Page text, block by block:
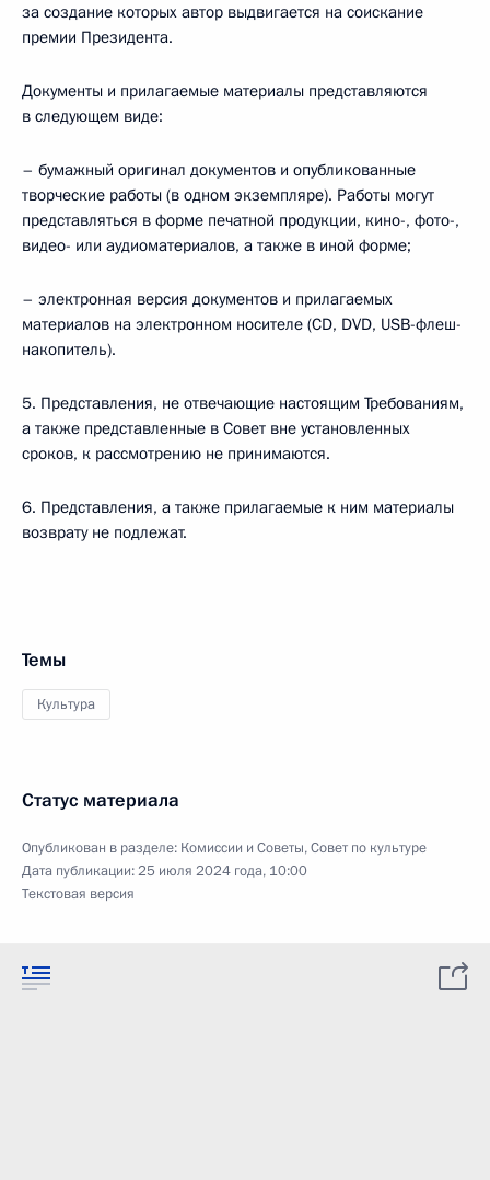
за создание которых автор выдвигается на соискание
премии Президента.
Документы и прилагаемые материалы представляются
в следующем виде:
– бумажный оригинал документов и опубликованные
творческие работы (в одном экземпляре). Работы могут
представляться в форме печатной продукции, кино-, фото-,
видео- или аудиоматериалов, а также в иной форме;
– электронная версия документов и прилагаемых
материалов на электронном носителе (CD, DVD, USB-флеш-
накопитель).
5. Представления, не отвечающие настоящим Требованиям,
а также представленные в Совет вне установленных
сроков, к рассмотрению не принимаются.
6. Представления, а также прилагаемые к ним материалы
возврату не подлежат.
Темы
Культура
Статус материала
Опубликован в разделе: Комиссии и Советы,Совет по культуре
Дата публикации:25 июля 2024 года, 10:00
Текстовая версия